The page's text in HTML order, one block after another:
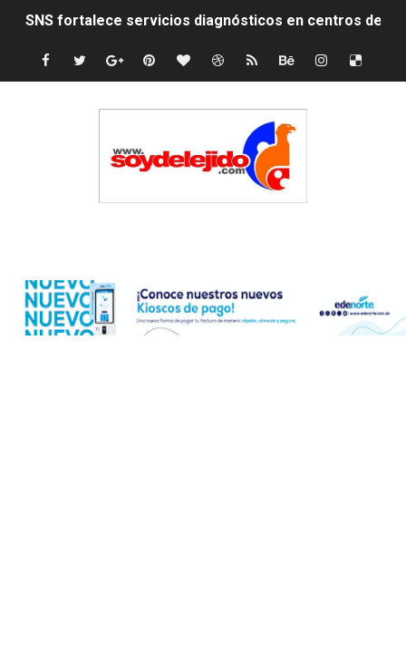
PRM elige dirección unificada con Abinader, Garrigó y
Presidente Abinader, Hipólito Mejía y David Collado
Coraasan construye parque solar de un megavatio
Irán apuesta por resistencia en disputa con Estados
Un derrumbe en el centro de Cuba deja dos personas